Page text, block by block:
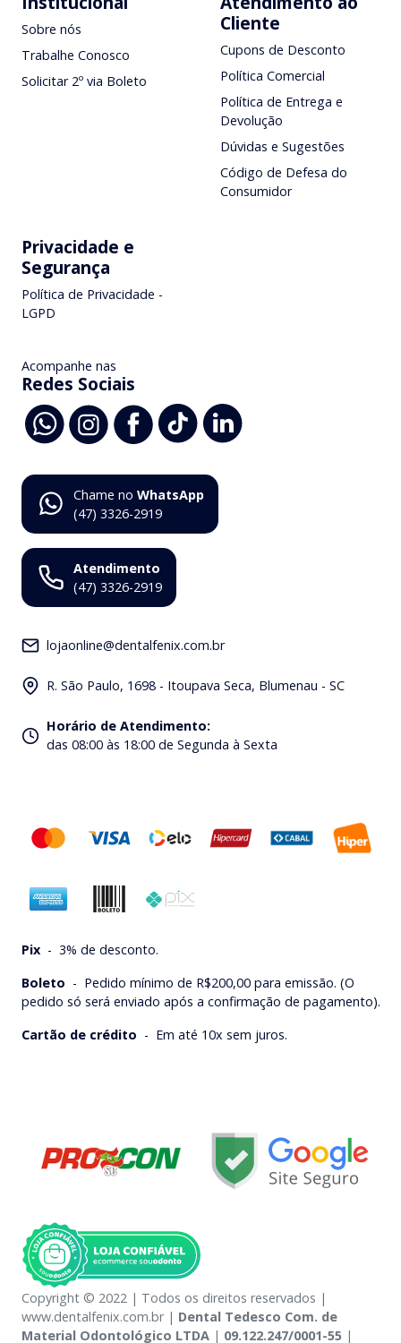
Sobre nós
Trabalhe Conosco
Solicitar 2º via Boleto
Cliente
Cupons de Desconto
Política Comercial
Política de Entrega e
Devolução
Dúvidas e Sugestões
Código de Defesa do
Consumidor
Privacidade e
Segurança
Política de Privacidade -
LGPD
Acompanhe nas
Redes Sociais
Chame no WhatsApp
(47) 3326-2919
Atendimento
(47) 3326-2919
lojaonline@dentalfenix.com.br
R. São Paulo, 1698 - Itoupava Seca, Blumenau - SC
Horário de Atendimento:
das 08:00 às 18:00 de Segunda à Sexta
Pix - 3% de desconto.
Boleto - Pedido mínimo de R$200,00 para emissão. (O
pedido só será enviado após a confirmação de pagamento).
Cartão de crédito - Em até 10x sem juros.
Copyright © 2022 | Todos os direitos reservados |
www.dentalfenix.com.br | Dental Tedesco Com. de
Material Odontológico LTDA | 09.122.247/0001-55 |